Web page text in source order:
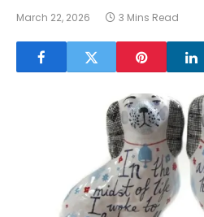
March 22, 2026 3 Mins Read